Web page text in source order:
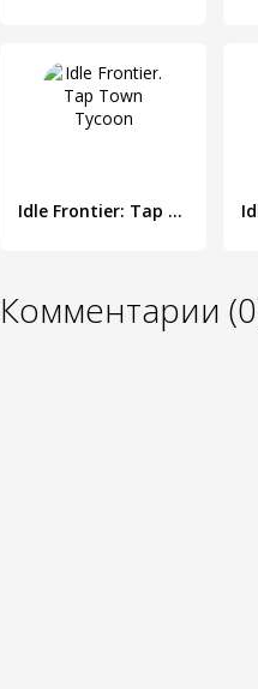
Idle Frontier: Tap Town Tycoon
Комментарии